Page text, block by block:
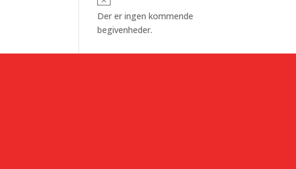
Der er ingen kommende
begivenheder.